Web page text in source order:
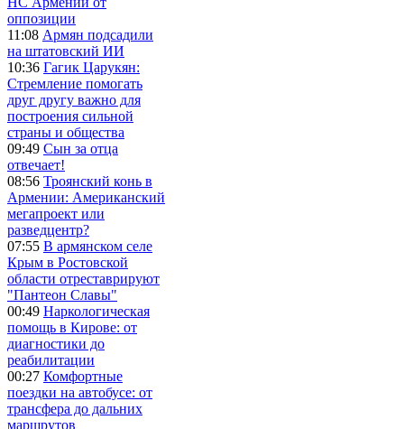
оппозиции
11:08 Армян подсадили
на штатовский ИИ
10:36 Гагик Царукян:
Стремление помогать
друг другу важно для
построения сильной
страны и общества
09:49 Сын за отца
отвечает!
08:56 Троянский конь в
Армении: Американский
мегапроект или
разведцентр?
07:55 В армянском селе
Крым в Ростовской
области отреставрируют
"Пантеон Славы"
00:49 Наркологическая
помощь в Кирове: от
диагностики до
реабилитации
00:27 Комфортные
поездки на автобусе: от
трансфера до дальних
маршрутов